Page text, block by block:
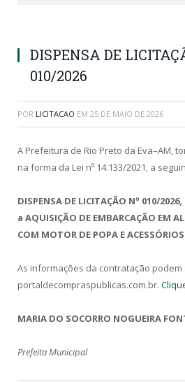
DISPENSA DE
010/2026
POR LICITACAO EM 25 DE MAIO DE 2026
A Prefeitura de Rio Preto da Eva–AM,
na forma da Lei n⁰ 14.133/2021, a
DISPENSA DE LICITAÇÃO Nº 010/
a AQUISIÇÃO DE EMBARCAÇÃO EM
COM MOTOR DE POPA E
As informações da contratação
portaldecompraspublicas.com.br.
MARIA DO SOCORRO NOGUEIRA
Prefeita Municipal